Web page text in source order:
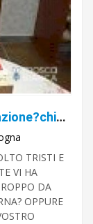
Sei triste e ansiosa per una separazione?chiamami e ti ridono il tuo Amore Sebastiano
TRISTI E
VI HA
DA
OPPURE